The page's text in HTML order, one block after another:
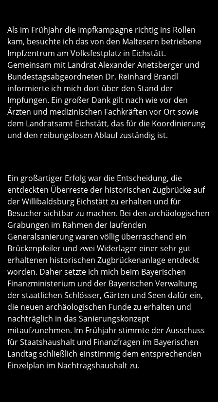
Als im Frühjahr die Impfkampagne richtig ins Rollen
kam, besuchte ich das von den Maltesern betriebene
Impfzentrum am Volksfestplatz in Eichstätt.
Gemeinsam mit Landrat Alexander Anetsberger und
Bundestagsabgeordneten Dr. Reinhard Brandl
informierte ich mich dort über den Stand der
Impfungen. Ein großer Dank gilt nach wie vor den
Ärzten und medizinischen Fachkräften vor Ort sowie
dem Landratsamt Eichstätt, das für die Koordinierung
und den reibungslosen Ablauf zuständig ist.
Ein großartiger Erfolg war die Entscheidung, die
entdeckten Überreste der historischen Zugbrücke auf
der Willibaldsburg Eichstätt zu erhalten und für
Besucher sichtbar zu machen. Bei den archäologischen
Grabungen im Rahmen der laufenden
Generalsanierung waren völlig überraschend ein
Brückenpfeiler und zwei Widerlager einer sehr gut
erhaltenen historischen Zugbrückenanlage entdeckt
worden. Daher setzte ich mich beim Bayerischen
Finanzministerium und der Bayerischen Verwaltung
der staatlichen Schlösser, Gärten und Seen dafür ein,
die neuen archäologischen Funde zu erhalten und
nachträglich in das Sanierungskonzept
mitaufzunehmen. Im Frühjahr stimmte der Ausschuss
für Staatshaushalt und Finanzfragen im Bayerischen
Landtag schließlich einstimmig dem entsprechenden
Einzelplan im Nachtragshaushalt zu.